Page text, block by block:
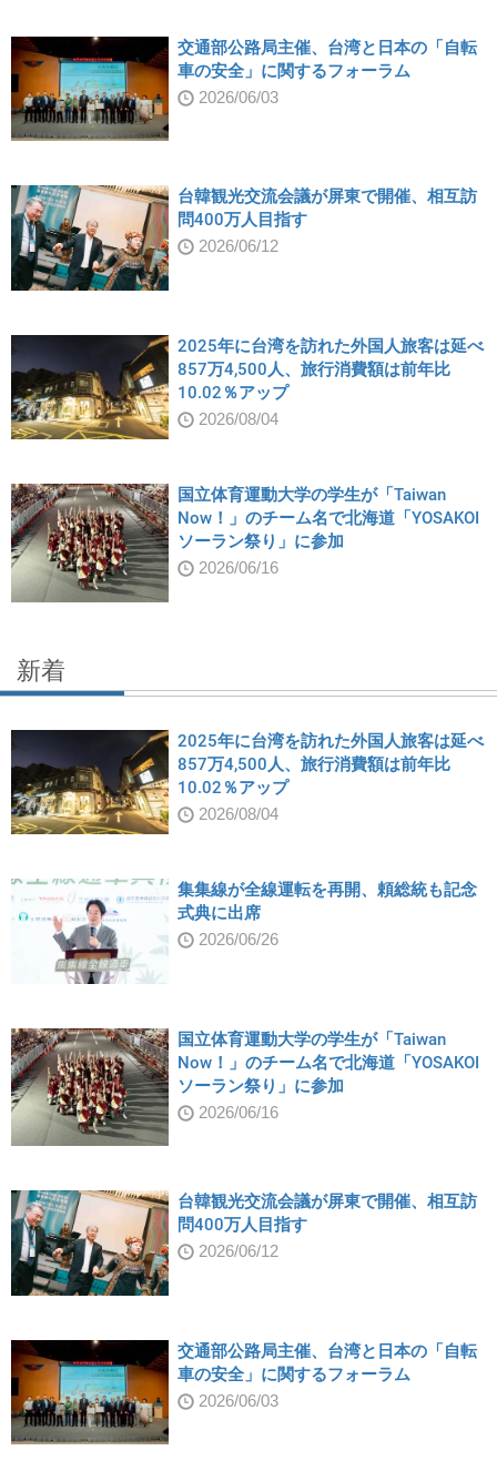
交通部公路局主催、台湾と日本の「自転
車の安全」に関するフォーラム
2026/06/03
台韓観光交流会議が屏東で開催、相互訪
問400万人目指す
2026/06/12
2025年に台湾を訪れた外国人旅客は延べ
857万4,500人、旅行消費額は前年比
10.02％アップ
2026/08/04
国立体育運動大学の学生が「Taiwan
Now！」のチーム名で北海道「YOSAKOI
ソーラン祭り」に参加
2026/06/16
新着
2025年に台湾を訪れた外国人旅客は延べ
857万4,500人、旅行消費額は前年比
10.02％アップ
2026/08/04
集集線が全線運転を再開、頼総統も記念
式典に出席
2026/06/26
国立体育運動大学の学生が「Taiwan
Now！」のチーム名で北海道「YOSAKOI
ソーラン祭り」に参加
2026/06/16
台韓観光交流会議が屏東で開催、相互訪
問400万人目指す
2026/06/12
交通部公路局主催、台湾と日本の「自転
車の安全」に関するフォーラム
2026/06/03